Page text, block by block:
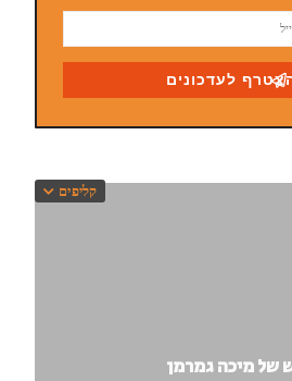
קליפים
של מיכה גמרמן